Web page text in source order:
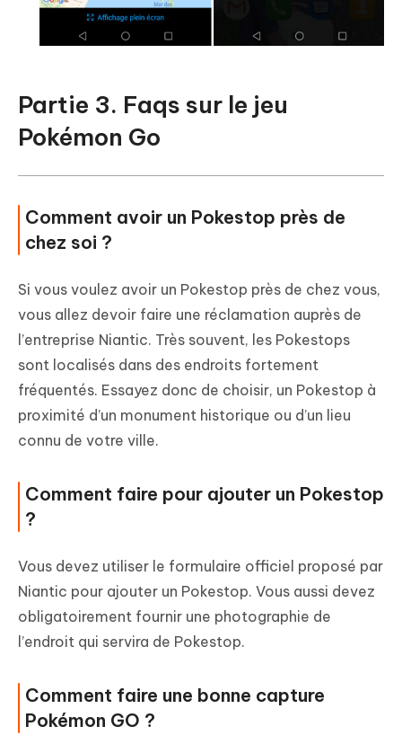
Partie 3. Faqs sur le jeu
Pokémon Go
Comment avoir un Pokestop près de
chez soi ?
Si vous voulez avoir un Pokestop près de chez vous,
vous allez devoir faire une réclamation auprès de
l’entreprise Niantic. Très souvent, les Pokestops
sont localisés dans des endroits fortement
fréquentés. Essayez donc de choisir, un Pokestop à
proximité d’un monument historique ou d’un lieu
connu de votre ville.
Comment faire pour ajouter un Pokestop
?
Vous devez utiliser le formulaire officiel proposé par
Niantic pour ajouter un Pokestop. Vous aussi devez
obligatoirement fournir une photographie de
l’endroit qui servira de Pokestop.
Comment faire une bonne capture
Pokémon GO ?